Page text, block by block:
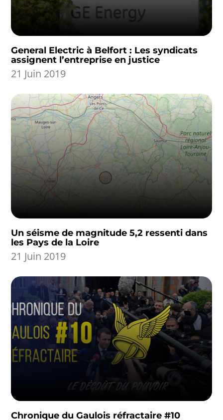
General Electric à Belfort : Les syndicats
assignent l’entreprise en justice
21 Juin 2019
Un séisme de magnitude 5,2 ressenti dans
les Pays de la Loire
21 Juin 2019
Chronique du Gaulois réfractaire #10